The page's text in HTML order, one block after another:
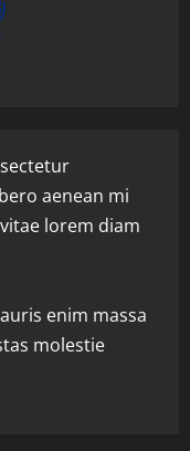
aenean mi
lorem diam
enim massa
molestie